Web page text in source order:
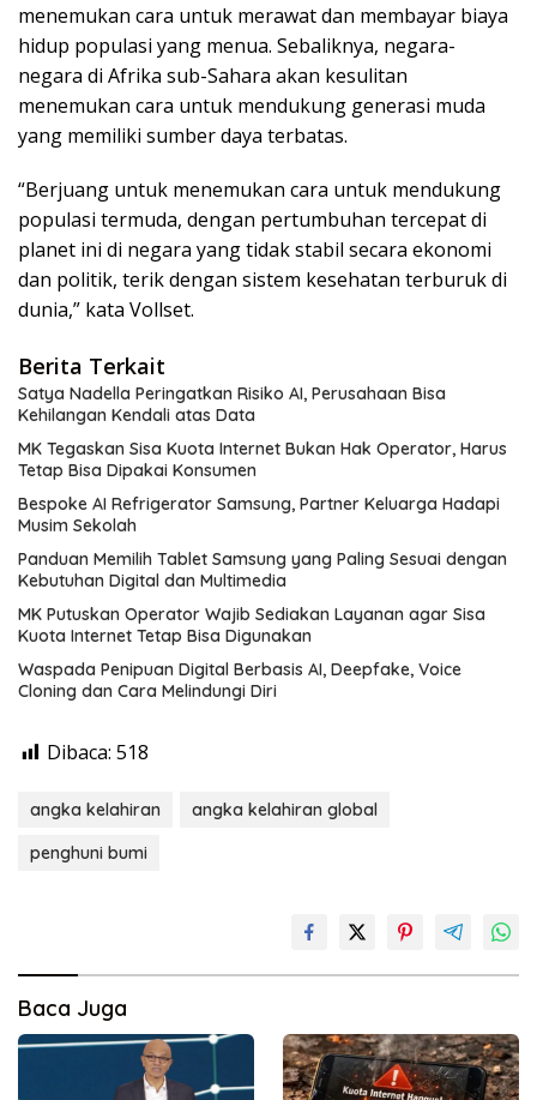
menemukan cara untuk merawat dan membayar biaya
hidup populasi yang menua. Sebaliknya, negara-
negara di Afrika sub-Sahara akan kesulitan
menemukan cara untuk mendukung generasi muda
yang memiliki sumber daya terbatas.
“Berjuang untuk menemukan cara untuk mendukung
populasi termuda, dengan pertumbuhan tercepat di
planet ini di negara yang tidak stabil secara ekonomi
dan politik, terik dengan sistem kesehatan terburuk di
dunia,” kata Vollset.
Berita Terkait
Satya Nadella Peringatkan Risiko AI, Perusahaan Bisa
Kehilangan Kendali atas Data
MK Tegaskan Sisa Kuota Internet Bukan Hak Operator, Harus
Tetap Bisa Dipakai Konsumen
Bespoke AI Refrigerator Samsung, Partner Keluarga Hadapi
Musim Sekolah
Panduan Memilih Tablet Samsung yang Paling Sesuai dengan
Kebutuhan Digital dan Multimedia
MK Putuskan Operator Wajib Sediakan Layanan agar Sisa
Kuota Internet Tetap Bisa Digunakan
Waspada Penipuan Digital Berbasis AI, Deepfake, Voice
Cloning dan Cara Melindungi Diri
Dibaca: 518
angka kelahiran
angka kelahiran global
penghuni bumi
Baca Juga